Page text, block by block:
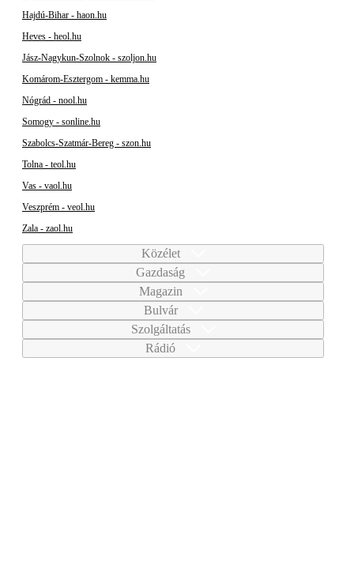
Hajdú-Bihar - haon.hu
Heves - heol.hu
Jász-Nagykun-Szolnok - szoljon.hu
Komárom-Esztergom - kemma.hu
Nógrád - nool.hu
Somogy - sonline.hu
Szabolcs-Szatmár-Bereg - szon.hu
Tolna - teol.hu
Vas - vaol.hu
Veszprém - veol.hu
Zala - zaol.hu
Közélet
Gazdaság
Magazin
Bulvár
Szolgáltatás
Rádió